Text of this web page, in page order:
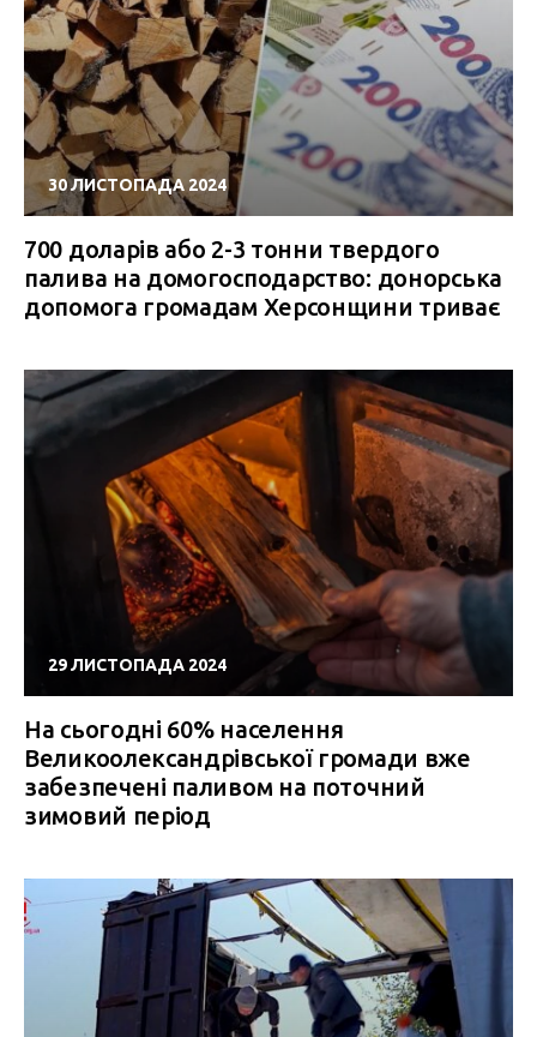
30 ЛИСТОПАДА 2024
700 доларів або 2-3 тонни твердого
палива на домогосподарство: донорська
допомога громадам Херсонщини триває
29 ЛИСТОПАДА 2024
На сьогодні 60% населення
Великоолександрівської громади вже
забезпечені паливом на поточний
зимовий період